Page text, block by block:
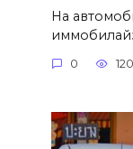
На
0 120